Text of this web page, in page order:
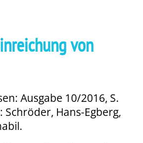
von
Ausgabe 10/2016, S.
Hans-Egberg,